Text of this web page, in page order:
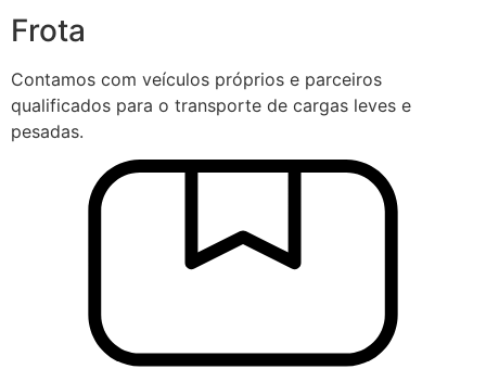
Frota
Contamos com veículos próprios e parceiros
qualificados para o transporte de cargas leves e
pesadas.